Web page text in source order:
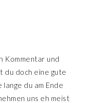
Kommentar und
du doch eine gute
du am Ende
uns eh meist